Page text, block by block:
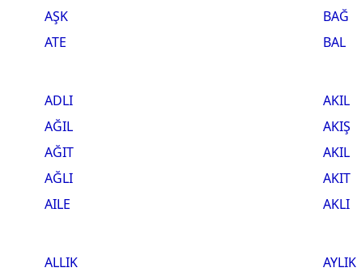
AŞK
ATE
BAĞ
BAL
ADLI
AĞIL
AĞIT
AĞLI
AILE
AKIL
AKIŞ
AKIL
AKIT
AKLI
ALLIK
AYLIK